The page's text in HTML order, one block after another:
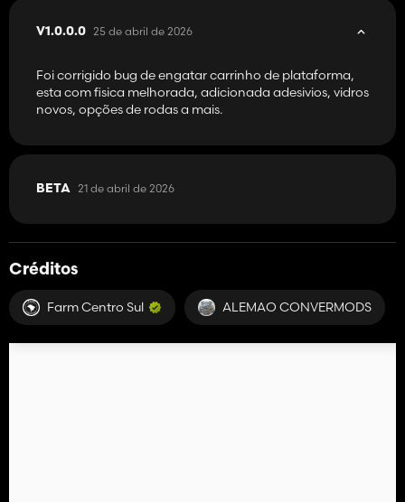
V1.0.0.0 25 de abril de 2026
Foi corrigido bug de engatar carrinho de plataforma,
esta com fisica melhorada, adicionada adesivios, vidros
novos, opções de rodas a mais.
BETA 21 de abril de 2026
Créditos
Farm Centro Sul ALEMAO CONVERMODS